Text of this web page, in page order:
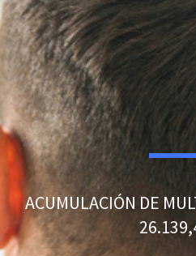
ACUMULACIÓN DE